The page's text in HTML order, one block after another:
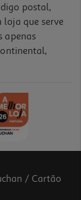
postal,
loja que serve
apenas
/ Cartão